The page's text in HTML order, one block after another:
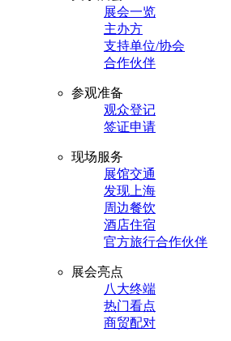
展会一览
主办方
支持单位/协会
合作伙伴
参观准备
观众登记
签证申请
现场服务
展馆交通
发现上海
周边餐饮
酒店住宿
官方旅行合作伙伴
展会亮点
八大终端
热门看点
商贸配对